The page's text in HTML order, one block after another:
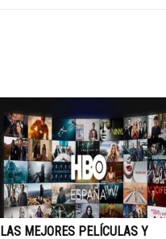
LAS MEJORES PELÍCULAS Y